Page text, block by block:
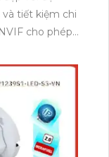
VN SẮC
S5-VN là một